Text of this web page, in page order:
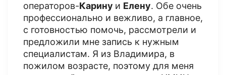
операторов-Карину и Елену. Обе очень
профессионально и вежливо, а главное,
с готовностью помочь, рассмотрели и
предложили мне запись к нужным
специалистам. Я из Владимира, в
пожилом возрасте, поэтому для меня